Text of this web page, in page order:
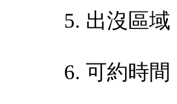
5. 出沒區
6. 可約時間